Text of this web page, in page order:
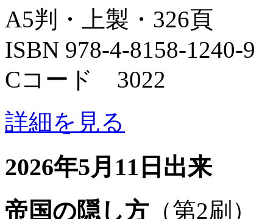
A5判・上製・326頁
ISBN 978-4-8158-1240-9
Cコード 3022
詳細を見る
2026年5月11日出来
帝国の隠し方 （第2刷）